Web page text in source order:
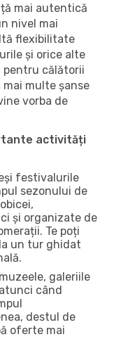
mai autentică
nivel mai
flexibilitate
și orice alte
pentru călătorii
mai multe șanse
vorba de
activități
festivalurile
sezonului de
și organizate de
Te poți
un tur ghidat
muzeele, galeriile
când
destul de
oferte mai